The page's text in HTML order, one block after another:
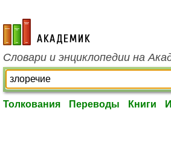
academic.ru
Словари и энциклопедии на
Толкования Переводы Книги